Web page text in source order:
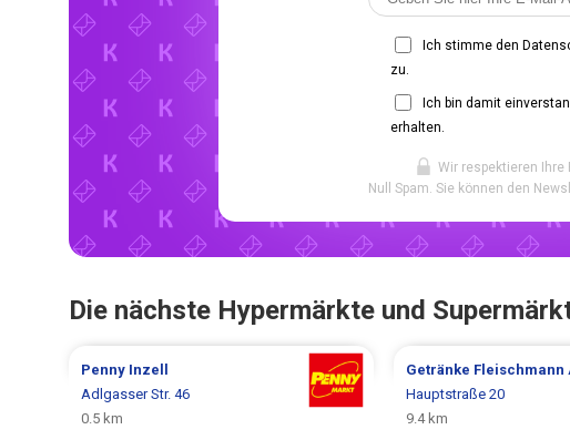
Ich stimme den
zu.
Ich bin damit
erhalten.
Wir respektieren Ihre
Null Spam. Sie können den
Die nächste Hypermärkte und
Penny Inzell
Adlgasser Str. 46
0.5 km
Getränke Fleischmann
Hauptstraße 20
9.4 km